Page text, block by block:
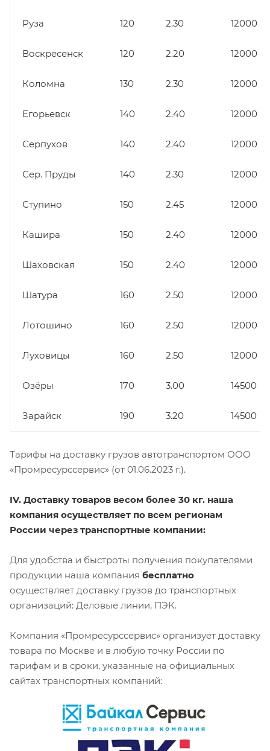
Руза 120 2.30 12000
Воскресенск 120 2.20 12000
Коломна 130 2.30 12000
Егорьевск 140 2.40 12000
Серпухов 140 2.40 12000
Сер. Пруды 140 2.30 12000
Ступино 150 2.45 12000
Кашира 150 2.40 12000
Шаховская 150 2.40 12000
Шатура 160 2.50 12000
Лотошино 160 2.50 12000
Луховицы 160 2.50 12000
Озёры 170 3.00 14500
Зарайск 190 3.20 14500
Тарифы на доставку грузов автотранспортом ООО
«Промресурссервис» (от 01.06.2023 г.).
IV. Доставку товаров весом более 30 кг. наша
компания осуществляет по всем регионам
России через транспортные компании:
Для удобства и быстроты получения покупателями
продукции наша компания бесплатно
осуществляет доставку грузов до транспортных
организаций: Деловые линии, ПЭК.
Компания «Промресурссервис» организует доставку
товара по Москве и в любую точку России по
тарифам и в сроки, указанные на официальных
сайтах транспортных компаний: